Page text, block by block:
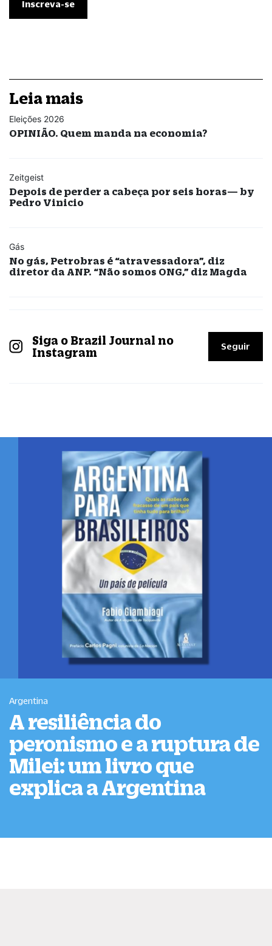
Leia mais
Eleições 2026
OPINIÃO. Quem manda na economia?
Zeitgeist
Depois de perder a cabeça por seis horas— by
Pedro Vinicio
Gás
No gás, Petrobras é “atravessadora”, diz
diretor da ANP. “Não somos ONG,” diz Magda
Siga o Brazil Journal no
Instagram
Seguir
Argentina
A resiliência do
peronismo e a ruptura de
Milei: um livro que
explica a Argentina